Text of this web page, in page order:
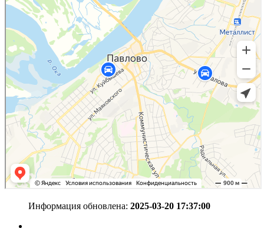
Информация обновлена: 2025-03-20 17:37:00